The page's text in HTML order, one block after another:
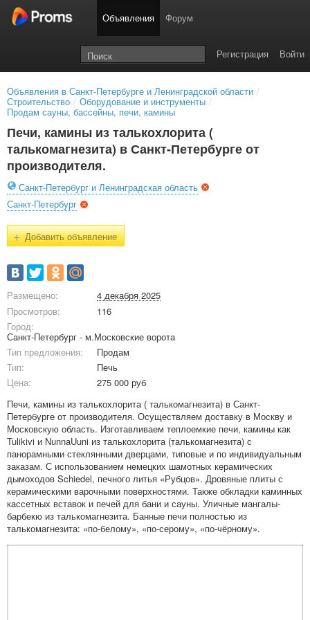
Объявления Форум
Войти
Регистрация
Объявления в Санкт-Петербурге и Ленинградской области /
Строительство / Оборудование и инструменты /
Продам сауны, бассейны, печи, камины
Печи, камины из талькохлорита (
талькомагнезита) в Санкт-Петербурге от
производителя.
Санкт-Петербург и Ленинградская область
Санкт-Петербург
+Добавить объявление
Размещено:
4 декабря 2025
Просмотров:
116
Город:
Санкт-Петербург - м.Московские ворота
Тип предложения:
Продам
Тип:
Печь
Цена:
275 000 руб
Печи, камины из талькохлорита ( талькомагнезита) в Санкт-
Петербурге от производителя. Осуществляем доставку в Москву и
Московскую область. Изготавливаем теплоемкие печи, камины как
Tulikivi и NunnaUuni из талькохлорита (талькомагнезита) с
панорамными стеклянными дверцами, типовые и по индивидуальным
заказам. С использованием немецких шамотных керамических
дымоходов Schiedel, печного литья «Рубцов». Дровяные плиты с
керамическими варочными поверхностями. Также обкладки каминных
кассетных вставок и печей для бани и сауны. Уличные мангалы-
барбекю из талькомагнезита. Банные печи полностью из
талькомагнезита: «по-белому», «по-серому», «по-чёрному».